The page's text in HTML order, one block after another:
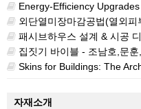
Energy-Efficiency Upgrades
외단열미장마감공법(열외피부터 투명단열재까지) - 윤용상, 최정
패시브하우스 설계 & 시공
집짓기 바이블 - 조남호,문훈,
Skins for Buildings: The Architect's
자재소개